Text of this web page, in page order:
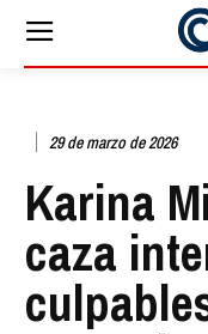
29 de marzo de 2026
Karina
caza